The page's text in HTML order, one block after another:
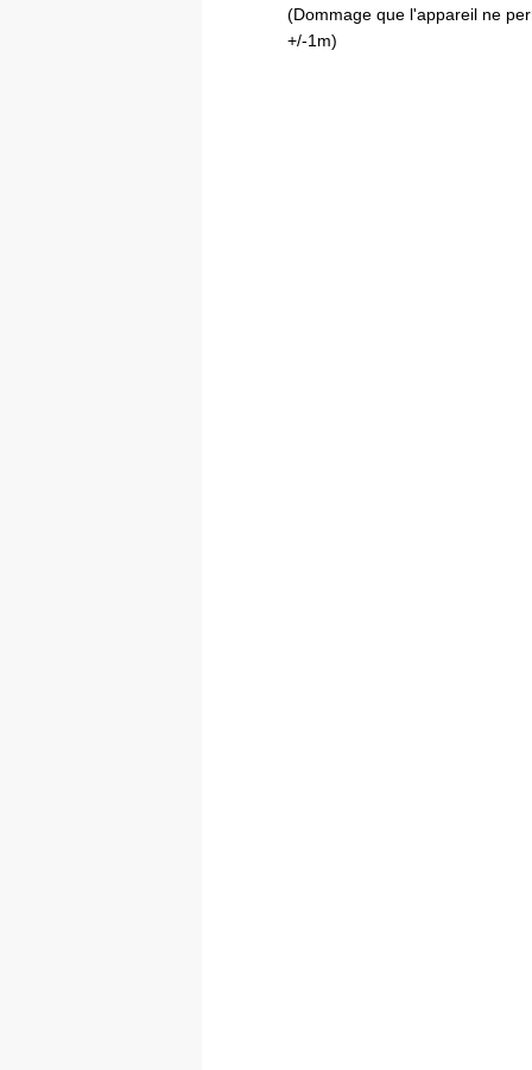
(Dommage que l'appareil ne
+/-1m)